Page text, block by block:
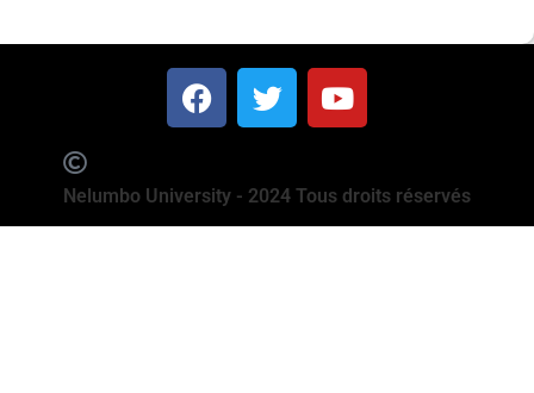
Nelumbo University - 2024 Tous droits réservés